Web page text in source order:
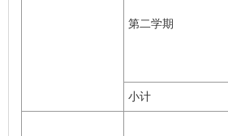
第二学期
小计